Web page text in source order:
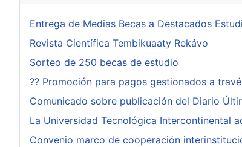
Entrega de Medias Becas a Destacados
Revista Científica Tembikuaaty Rekávo
Sorteo de 250 becas de estudio
?? Promoción para pagos gestionados a
Comunicado sobre publicación del Diario
La Universidad Tecnológica Intercontinental
Convenio marco de cooperación